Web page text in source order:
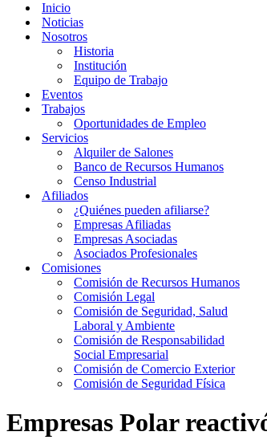
Inicio
Noticias
Nosotros
Historia
Institución
Equipo de Trabajo
Eventos
Trabajos
Oportunidades de Empleo
Servicios
Alquiler de Salones
Banco de Recursos Humanos
Censo Industrial
Afiliados
¿Quiénes pueden afiliarse?
Empresas Afiliadas
Empresas Asociadas
Asociados Profesionales
Comisiones
Comisión de Recursos Humanos
Comisión Legal
Comisión de Seguridad, Salud
Laboral y Ambiente
Comisión de Responsabilidad
Social Empresarial
Comisión de Comercio Exterior
Comisión de Seguridad Física
Empresas Polar